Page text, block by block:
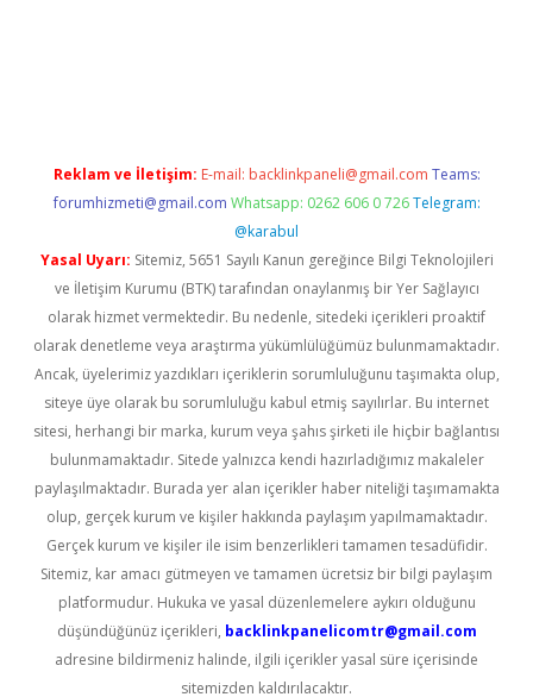
Reklam ve İletişim: E-mail: backlinkpaneli@gmail.com Teams:
forumhizmeti@gmail.com Whatsapp: 0262 606 0 726 Telegram:
@karabul
Yasal Uyarı: Sitemiz, 5651 Sayılı Kanun gereğince Bilgi Teknolojileri
ve İletişim Kurumu (BTK) tarafından onaylanmış bir Yer Sağlayıcı
olarak hizmet vermektedir. Bu nedenle, sitedeki içerikleri proaktif
olarak denetleme veya araştırma yükümlülüğümüz bulunmamaktadır.
Ancak, üyelerimiz yazdıkları içeriklerin sorumluluğunu taşımakta olup,
siteye üye olarak bu sorumluluğu kabul etmiş sayılırlar. Bu internet
sitesi, herhangi bir marka, kurum veya şahıs şirketi ile hiçbir bağlantısı
bulunmamaktadır. Sitede yalnızca kendi hazırladığımız makaleler
paylaşılmaktadır. Burada yer alan içerikler haber niteliği taşımamakta
olup, gerçek kurum ve kişiler hakkında paylaşım yapılmamaktadır.
Gerçek kurum ve kişiler ile isim benzerlikleri tamamen tesadüfidir.
Sitemiz, kar amacı gütmeyen ve tamamen ücretsiz bir bilgi paylaşım
platformudur. Hukuka ve yasal düzenlemelere aykırı olduğunu
düşündüğünüz içerikleri, backlinkpanelicomtr@gmail.com
adresine bildirmeniz halinde, ilgili içerikler yasal süre içerisinde
sitemizden kaldırılacaktır.